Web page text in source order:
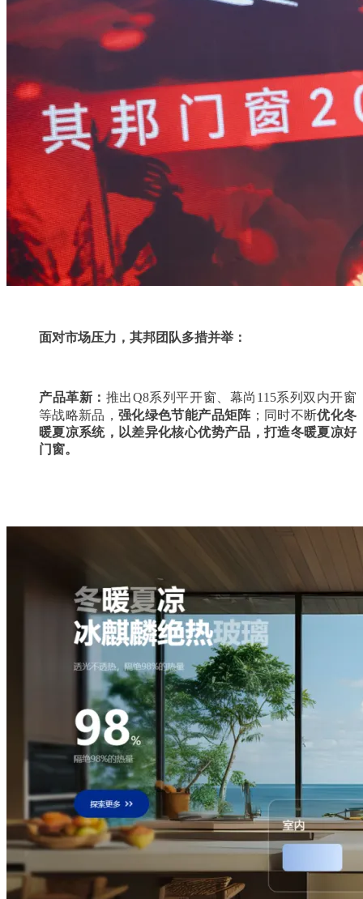
面对市场压力，其邦团队多措并举：
产品革新： 推出Q8系列平开窗、幕尚 115系列双内开窗
等战略新品，强化绿色节能产品矩阵；同时不断优化冬
暖夏凉系统，以差异化核心优势产品，打造冬暖夏凉好
门窗。